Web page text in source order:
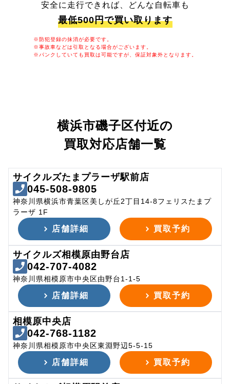
安全に走行できれば、どんな自転車も
最低500円で買い取ります
※防犯登録の抹消が必要です。
※事故車などは引取となる場合がございます。
※パンクしていても買取は可能ですが、保証対象外となります。
横浜市磯子区付近の
買取対応店舗一覧
サイクルズたまプラーザ駅前店
045-508-9805
神奈川県横浜市青葉区美しが丘2丁目14-8フェリスたまプ
ラーザ 1F
店舗詳細 買取予約
サイクルズ相模原由野台店
042-707-4082
神奈川県相模原市中央区由野台1-1-5
店舗詳細 買取予約
相模原中央店
042-768-1182
神奈川県相模原市中央区東淵野辺5-5-15
店舗詳細 買取予約